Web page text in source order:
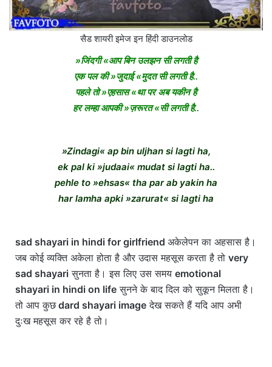
सैड शायरी इमेज इन हिंदी डाउनलोड
»जिंदगी «आप बिन उलझन सी लगती है
एक पल की »जुदाई «मुदत सी लगती है..
पहले तो »एहसास «था पर अब यकीन है
हर लम्हा आपकी »ज़रूरत «सी लगती है..
»Zindagi« ap bin uljhan si lagti ha,
ek pal ki »judaai« mudat si lagti ha..
pehle to »ehsas« tha par ab yakin ha
har lamha apki »zarurat« si lagti ha
sad shayari in hindi for girlfriend अकेलेपन का अहसास है।
जब कोई व्यक्ति अकेला होता है और उदास महसूस करता है तो very
sad shayari सुनता है। इस लिए उस समय emotional
shayari in hindi on life सुनने के बाद दिल को सुकून मिलता है।
तो आप कुछdard shayari image देख सकते हैं यदि आप अभी
दुःख महसूस कर रहे है तो।